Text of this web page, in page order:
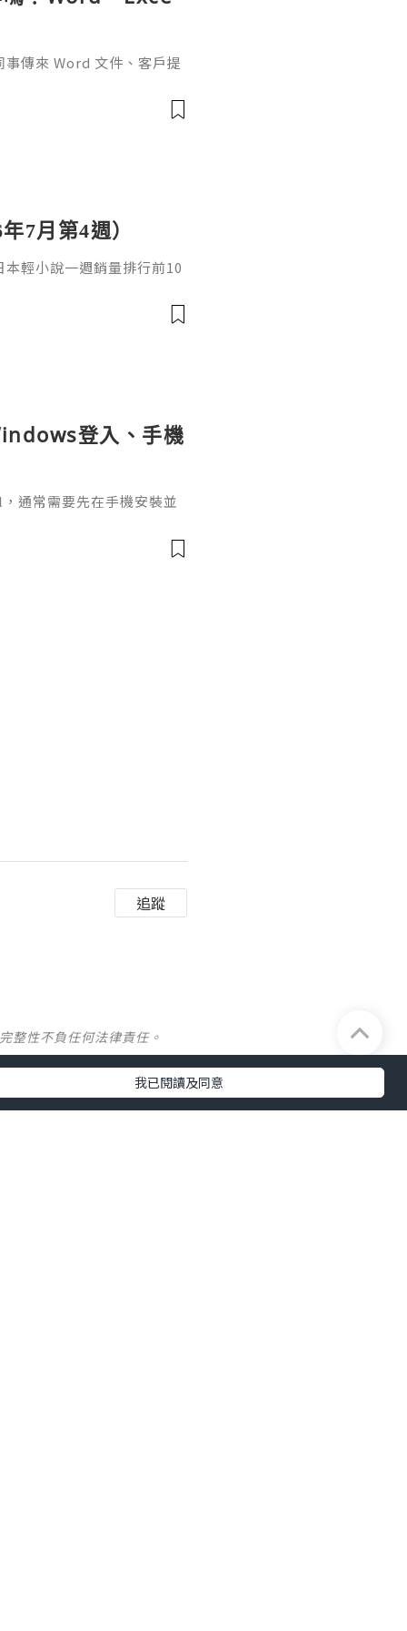
傳來 Word 文件、客戶提
處理起來比較零散。因此不
7月第4週）
輕小說一週銷量排行前10
版社：角川發售日：2026
慢生活16作者：棚架ユウ
登入、手機
通常需要先在手機安裝並
追蹤
整性不負任何法律責任。
我已閱讀及同意